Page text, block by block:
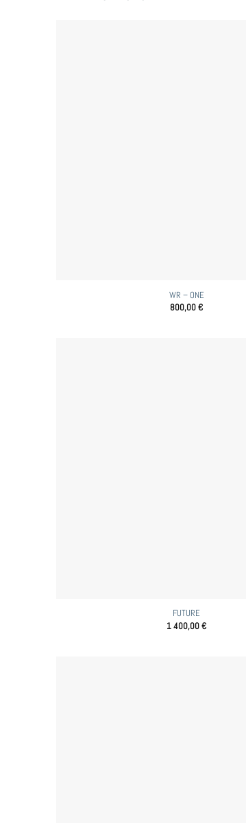
WR – ONE
800,00€
FUTURE
1 400,00€